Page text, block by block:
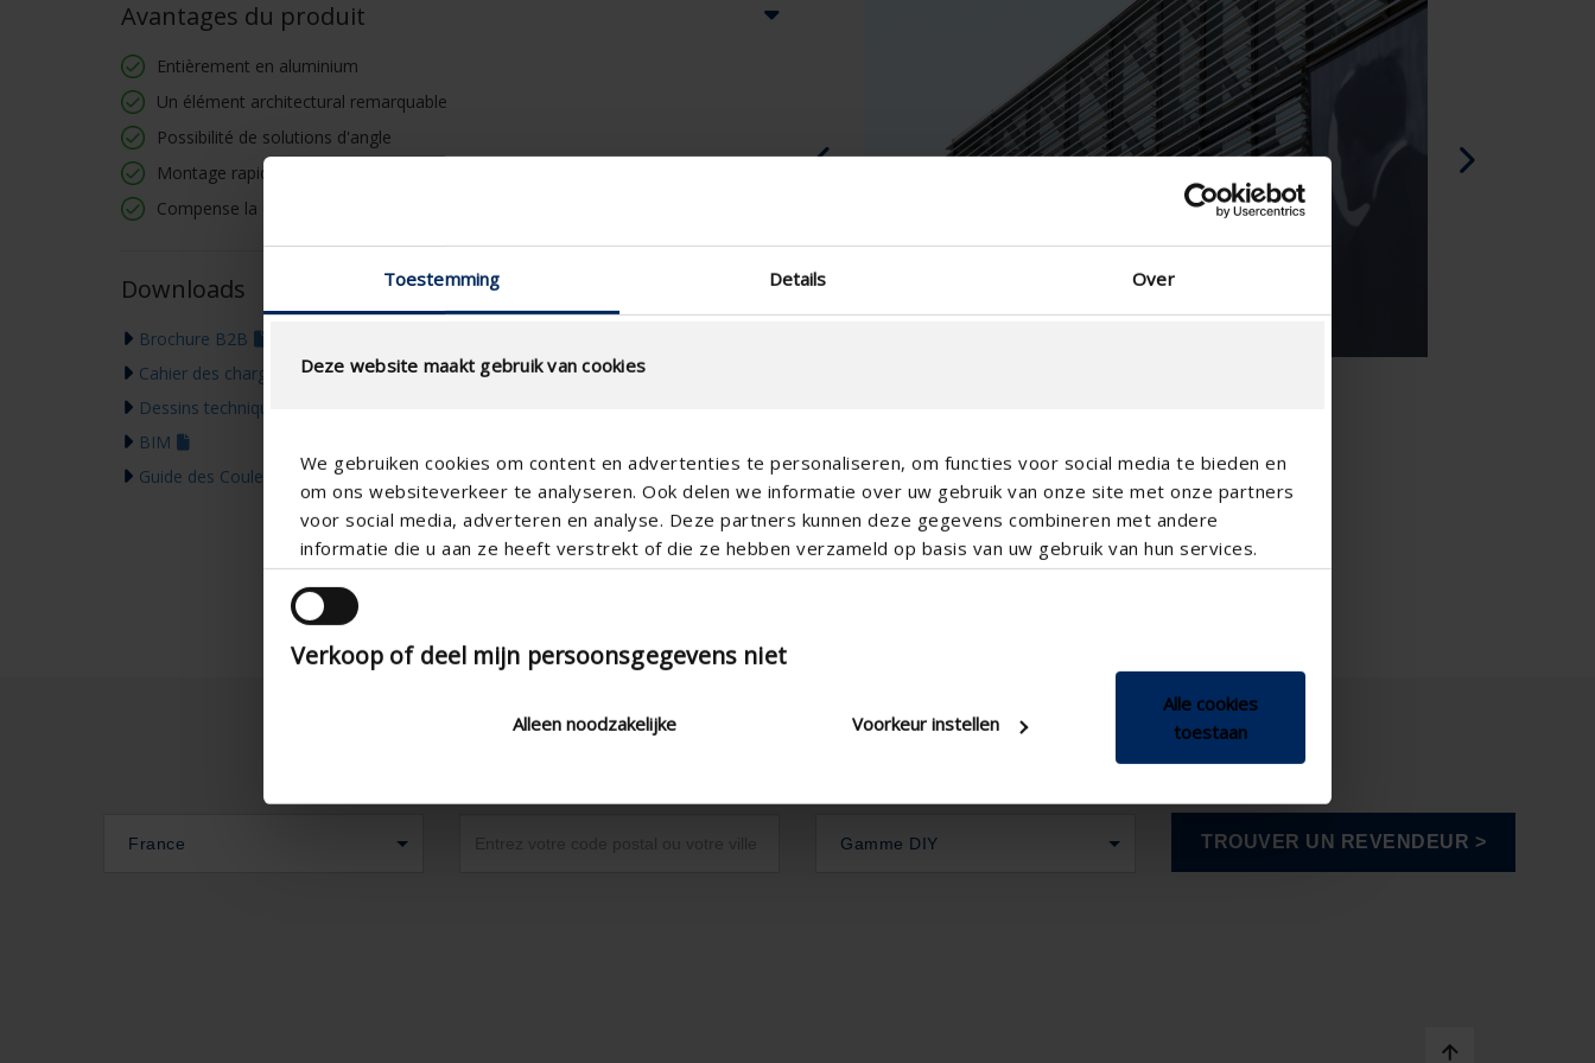
Toestemming Details Over
Deze website maakt gebruik van cookies
We gebruiken cookies om content en advertenties te personaliseren, om functies voor social media te bieden en
om ons websiteverkeer te analyseren. Ook delen we informatie over uw gebruik van onze site met onze partners
voor social media, adverteren en analyse. Deze partners kunnen deze gegevens combineren met andere
informatie die u aan ze heeft verstrekt of die ze hebben verzameld op basis van uw gebruik van hun services.
Verkoop of deel mijn persoonsgegevens niet
Alleen noodzakelijke Voorkeur instellen
Alle cookies
toestaan
Espagnol - l'Espagne
Danois - Danemark
Norwegian - Norway
Suédois - Suède
Anglias - Irlande
Anglais - Canada
Moyen Orient
Russe - La russie
Avantages du produit
Entièrement en aluminium
Un élément architectural remarquable
Possibilité de solutions d'angle
Montage rapide par système de clips
Compense la dilatation suite aux différences de température
Downloads
Brochure B2B
Cahier des charges
Dessins techniques
BIM
Guide des Couleurs 2026
France Gamme DIY